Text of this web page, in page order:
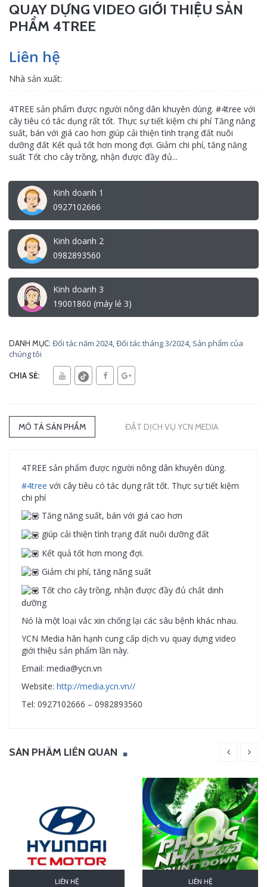
QUAY DỰNG VIDEO GIỚI THIỆU SẢN
PHẨM 4TREE
Liên hệ
Nhà sản xuất:
4TREE sản phẩm được người nông dân khuyên dùng. #4tree với
cây tiêu có tác dụng rất tốt. Thực sự tiết kiệm chi phí Tăng năng
suất, bán với giá cao hơn giúp cải thiện tình trạng đất nuôi
dưỡng đất Kết quả tốt hơn mong đợi. Giảm chi phí, tăng năng
suất Tốt cho cây trồng, nhận được đầy đủ...
Kinh doanh 1
0927102666
Kinh doanh 2
0982893560
Kinh doanh 3
19001860 (máy lẻ 3)
DANH MỤC: Đối tác năm 2024,Đối tác tháng 3/2024, Sản phẩm của
chúng tôi
CHIA SẺ:
MÔ TẢ SẢN PHẨM ĐẶT DỊCH VỤ YCN MEDIA
4TREE sản phẩm được người nông dân khuyên dùng.
#4tree với cây tiêu có tác dụng rất tốt. Thực sự tiết kiệm
chi phí
Tăng năng suất, bán với giá cao hơn
giúp cải thiện tình trạng đất nuôi dưỡng đất
Kết quả tốt hơn mong đợi.
Giảm chi phí, tăng năng suất
Tốt cho cây trồng, nhận được đầy đủ chất dinh
dưỡng
Nó là một loại vắc xin chống lại các sâu bệnh khác nhau.
YCN Media hân hạnh cung cấp dịch vụ quay dựng video
giới thiệu sản phẩm lần này.
Email: media@ycn.vn
Website: http://media.ycn.vn//
Tel: 0927102666 – 0982893560
SẢN PHẨM LIÊN QUAN
LIÊN HỆ LIÊN HỆ